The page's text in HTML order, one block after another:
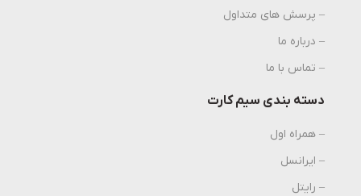
– پرسش های متداول
– درباره ما
– تماس با ما
دسته بندی سیم کارت
– همراه اول
– ایرانسل
– رایتل